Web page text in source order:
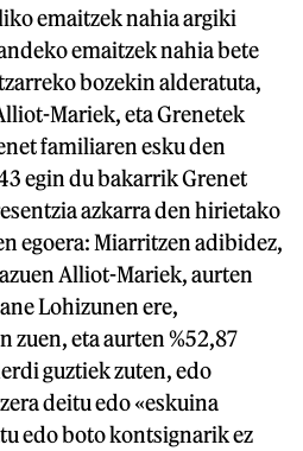
emaitzek nahia argiki
emaitzek nahia bete
bozekin alderatuta,
Mariek, eta Grenetek
familiaren esku den
egin du bakarrik Grenet
azkarra den hirietako
egoera: Miarritzen adibidez,
Alliot-Mariek, aurten
Lohizunen ere,
zuen, eta aurten %52,87
guztiek zuten, edo
deitu edo «eskuina
edo boto kontsignarik ez